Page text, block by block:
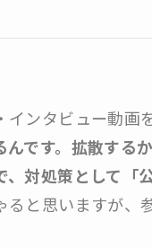
ンタビュー動画
です。拡散する
対処策として「
と思いますが、